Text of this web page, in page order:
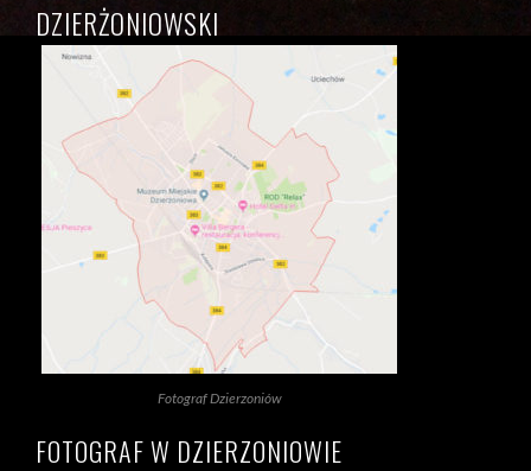
DZIERŻONIOWSKI
Fotograf Dzierzoniów
FOTOGRAF W DZIERZONIOWIE